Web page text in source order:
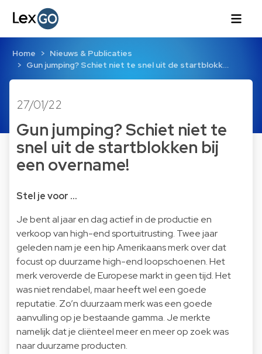
Home
Nieuws & Publicaties
Gun jumping? Schiet niet te snel uit de startblokk…
27/01/22
Gun jumping? Schiet niet te
snel uit de startblokken bij
een overname!
Stel je voor ...
Je bent al jaar en dag actief in de productie en
verkoop van high-end sportuitrusting. Twee jaar
geleden nam je een hip Amerikaans merk over dat
focust op duurzame high-end loopschoenen. Het
merk veroverde de Europese markt in geen tijd. Het
was niet rendabel, maar heeft wel een goede
reputatie. Zo’n duurzaam merk was een goede
aanvulling op je bestaande gamma. Je merkte
namelijk dat je cliënteel meer en meer op zoek was
naar duurzame producten.